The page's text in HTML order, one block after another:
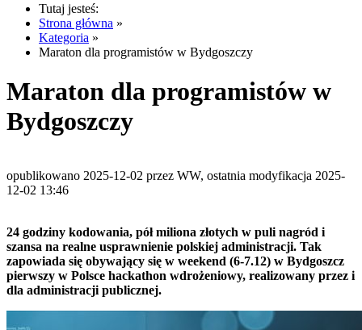
Tutaj jesteś:
Strona główna »
Kategoria »
Maraton dla programistów w Bydgoszczy
Maraton dla programistów w
Bydgoszczy
opublikowano 2025-12-02 przez WW, ostatnia modyfikacja 2025-
12-02 13:46
24 godziny kodowania, pół miliona złotych w puli nagród i
szansa na realne usprawnienie polskiej administracji. Tak
zapowiada się obywający się w weekend (6-7.12) w Bydgoszcz
pierwszy w Polsce hackathon wdrożeniowy, realizowany przez i
dla administracji publicznej.